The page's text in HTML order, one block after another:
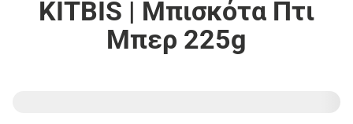
KITBIS | Μπισκότα Πτι
Μπερ 225g